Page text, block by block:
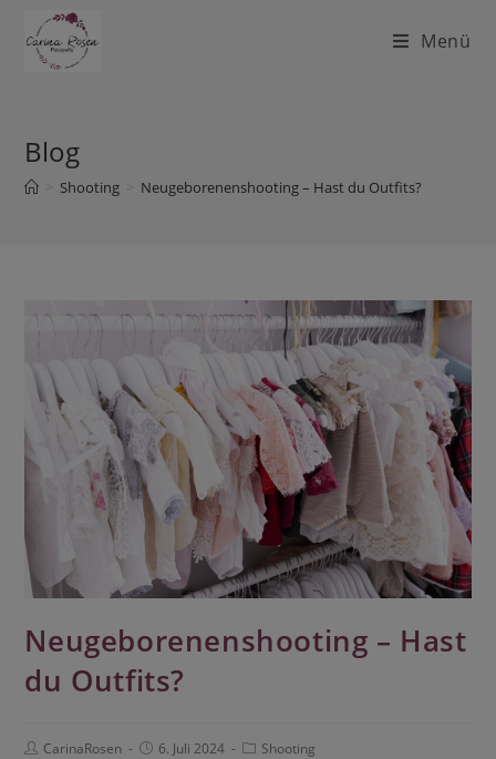
Menü
Blog
Shooting Neugeborenenshooting – Hast du Outfits?
Neugeborenenshooting – Hast
du Outfits?
CarinaRosen 6. Juli 2024 Shooting